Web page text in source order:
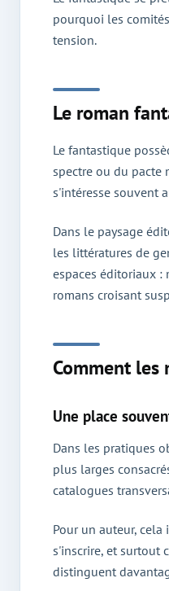
pourquoi les
tension.
Le roman
Le fantastique
spectre ou du pacte
s'intéresse souvent
Dans le paysage
les littératures de
espaces éditoriaux :
romans croisant
Comment
Une place
Dans les pratiques
plus larges
catalogues
Pour un auteur,
s'inscrire, et surtout
distinguent